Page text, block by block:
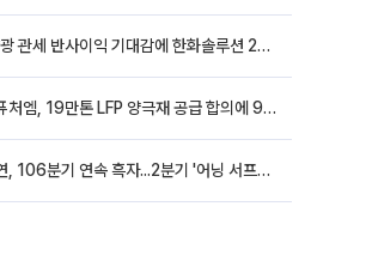
美 태양광 관세 반사이익 기대감에 한화솔루션 20%대·OCI홀딩스 14%대 급등
포스코퓨처엠, 19만톤 LFP 양극재 공급 합의에 9%대 강세
고려아연, 106분기 연속 흑자...2분기 '어닝 서프라이즈'에 장 초반 12%대 강세